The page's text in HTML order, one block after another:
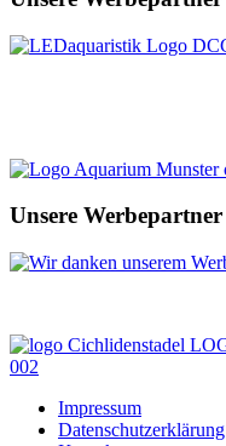
Unsere Werbepartner
Impressum
Datenschutzerklärung